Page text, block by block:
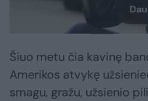
Šiuo metu čia kavinę
Amerikos atvykę
smagu, gražu, užsienio